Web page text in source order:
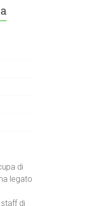
di
legato
staff di